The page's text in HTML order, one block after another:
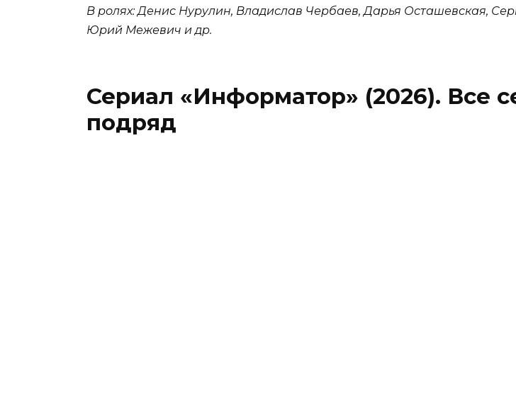
В ролях: Денис Нурулин, Владислав Чербаев, Дарья Осташевская,
Юрий Межевич и др.
Сериал «Информатор» (2026). Все
подряд